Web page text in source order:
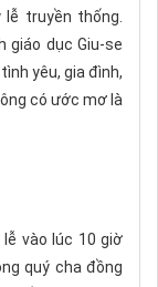
truyền thống.
giáo dục Giu-se
yêu, gia đình,
có ước mơ là
vào lúc 10 giờ
quý cha đồng